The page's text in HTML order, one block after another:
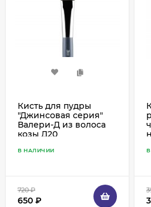
Кисть для пудры
"Джинсовая серия"
Валери-Д из волоса
козы Д20
В НАЛИЧИИ
720₽
650 ₽